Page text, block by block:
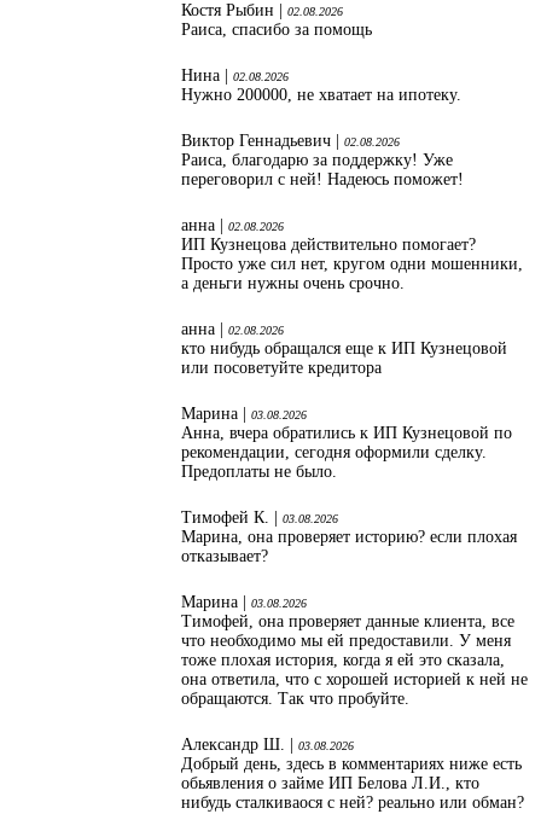
Костя Рыбин | 02.08.2026
Раиса, спасибо за помощь
Нина | 02.08.2026
Нужно 200000, не хватает на ипотеку.
Виктор Геннадьевич | 02.08.2026
Раиса, благодарю за поддержку! Уже
переговорил с ней! Надеюсь поможет!
анна | 02.08.2026
ИП Кузнецова действительно помогает?
Просто уже сил нет, кругом одни мошенники,
а деньги нужны очень срочно.
анна | 02.08.2026
кто нибудь обращался еще к ИП Кузнецовой
или посоветуйте кредитора
Марина | 03.08.2026
Анна, вчера обратились к ИП Кузнецовой по
рекомендации, сегодня оформили сделку.
Предоплаты не было.
Тимофей К. | 03.08.2026
Марина, она проверяет историю? если плохая
отказывает?
Марина | 03.08.2026
Тимофей, она проверяет данные клиента, все
что необходимо мы ей предоставили. У меня
тоже плохая история, когда я ей это сказала,
она ответила, что с хорошей историей к ней не
обращаются. Так что пробуйте.
Александр Ш. | 03.08.2026
Добрый день, здесь в комментариях ниже есть
обьявления о займе ИП Белова Л.И., кто
нибудь сталкиваося с ней? реально или обман?